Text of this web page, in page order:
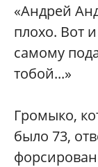
«Андрей
плохо. Вот
самому
тобой...»
Громыко,
было 73,